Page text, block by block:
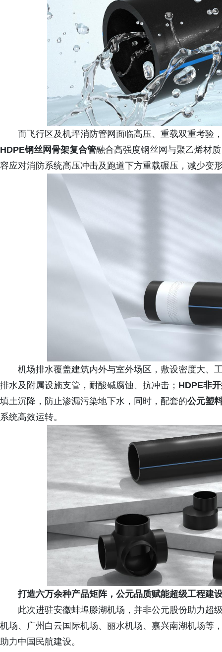
而飞行区及机坪消防管网面临高压、重载双重考验
HDPE钢丝网骨架复合管融合高强度钢丝网与聚乙烯材
容应对消防系统高压冲击及跑道下方重载碾压，减少变
机场排水覆盖建筑内外与室外场区，敷设密度大、
排水及附属设施支管，耐酸碱腐蚀、抗冲击； HDPE非
填土沉降，防止渗漏污染地下水，同时，配套的公元塑
系统高效运转。
打造六万余种产品矩阵，公元品质赋能超级工程建
此次进驻安徽蚌埠滕湖机场，并非公元股份助力超
机场、广州白云国际机场、丽水机场、嘉兴南湖机场等
助力中国民航建设。